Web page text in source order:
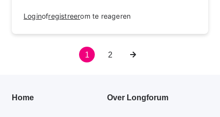
Loginofregistreerom te reageren
Huidige
1 Pagina
2
Volgende
Primair
Home Over Longforum